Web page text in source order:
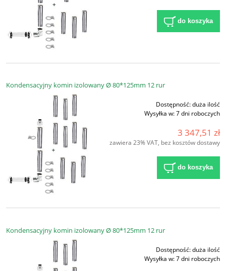
do koszyka
Kondensacyjny komin izolowany Ø 80*125mm 12 rur
Dostępność:duża ilość
Wysyłka w:7 dni roboczych
3 347,51 zł
zawiera 23% VAT, bez kosztów dostawy
do koszyka
Kondensacyjny komin izolowany Ø 80*125mm 12 rur
Dostępność:duża ilość
Wysyłka w:7 dni roboczych